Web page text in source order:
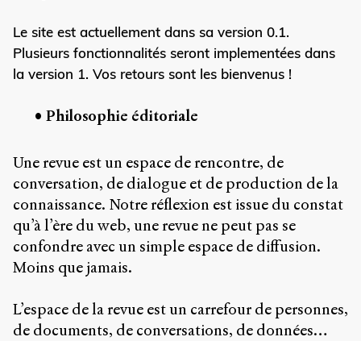
ligne
Mastodon
Université
Campus
de
Longueuil
Local
B1-
12723
150
Pl.
Le
Moyne
Le site est actuellement dans sa version 0.1.
Plusieurs fonctionnalités seront implementées dans
la version 1. Vos retours sont les bienvenus !
Philosophie éditoriale
Une revue est un espace de rencontre, de
conversation, de dialogue et de production de la
connaissance. Notre réflexion est issue du constat
qu’à l’ère du web, une revue ne peut pas se
confondre avec un simple espace de diffusion.
Moins que jamais.
L’espace de la revue est un carrefour de personnes,
de documents, de conversations, de données…